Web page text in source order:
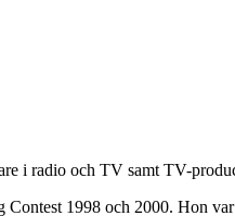
i radio och TV samt TV-
1998 och 2000. Hon